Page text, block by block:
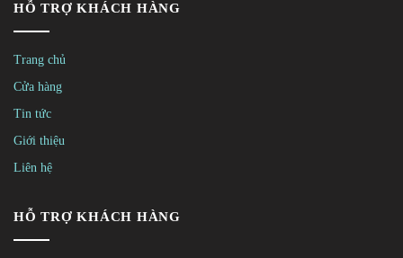
HỖ TRỢ KHÁCH HÀNG
Trang chủ
Cửa hàng
Tin tức
Giới thiệu
Liên hệ
HỖ TRỢ KHÁCH HÀNG